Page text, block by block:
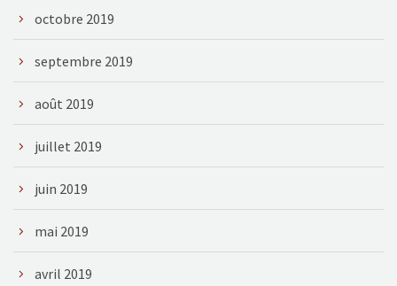
octobre 2019
septembre 2019
août 2019
juillet 2019
juin 2019
mai 2019
avril 2019